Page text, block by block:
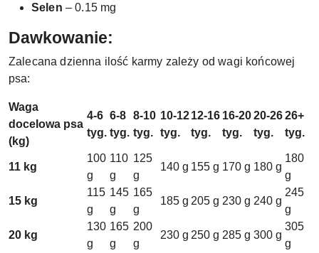
Selen – 0.15 mg
Dawkowanie:
Zalecana dzienna ilość karmy zależy od wagi końcowej
psa:
Waga
docelowa psa
(kg)
4-6
tyg.
6-8
tyg.
8-10
tyg.
10-12
tyg.
12-16
tyg.
16-20
tyg.
20-26
tyg.
26+
tyg.
11 kg
100
g
110
g
125
g
140 g 155 g 170 g 180 g
180
g
15 kg
115
g
145
g
165
g
185 g 205 g 230 g 240 g
245
g
20 kg
130
g
165
g
200
g
230 g 250 g 285 g 300 g
305
g